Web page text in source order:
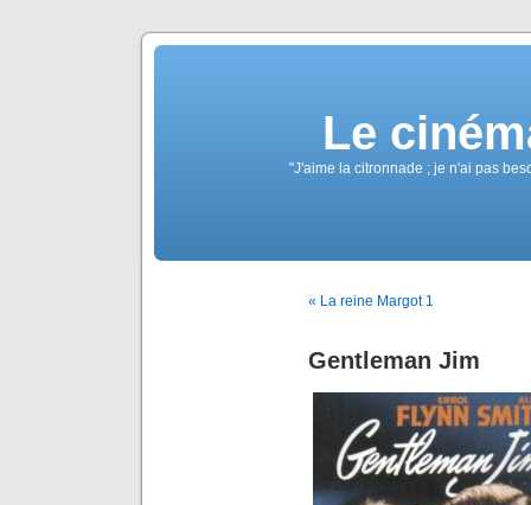
Le
"J'aime la citronnade ; je n'ai pas
« La reine Margot 1
Gentleman Jim